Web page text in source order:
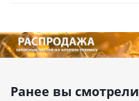
Ранее вы смотрели